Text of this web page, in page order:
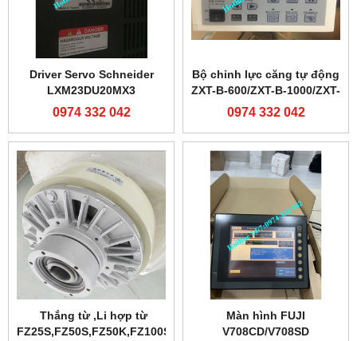
Driver Servo Schneider
LXM23DU20MX3
0974 332 042
Bộ chỉnh lực căng tự động
ZXT-B-600/ZXT-B-1000/ZXT-
C-600/ZXT-C-1000
0974 332 042
Thắng từ ,Li hợp từ
FZ25S,FZ50S,FZ50K,FZ100S
Màn hình FUJI
V708CD/V708SD